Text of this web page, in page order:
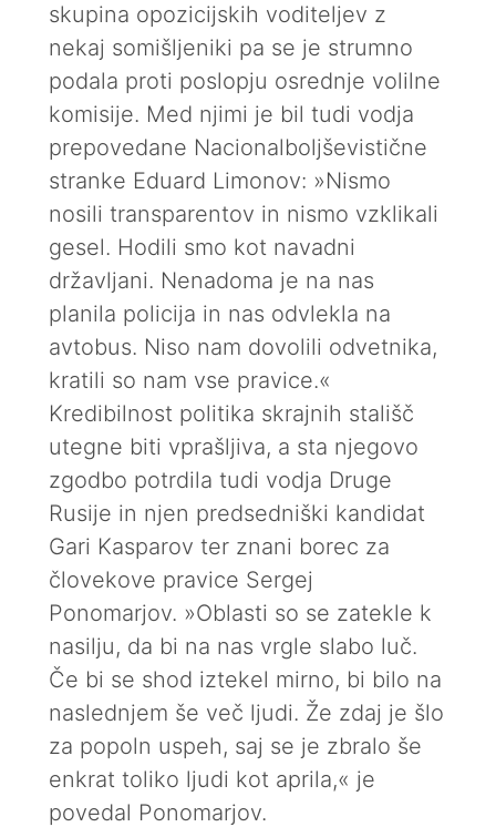
skupina opozicijskih voditeljev z
nekaj somišljeniki pa se je strumno
podala proti poslopju osrednje volilne
komisije. Med njimi je bil tudi vodja
prepovedane Nacionalboljševistične
stranke Eduard Limonov: »Nismo
nosili transparentov in nismo vzklikali
gesel. Hodili smo kot navadni
državljani. Nenadoma je na nas
planila policija in nas odvlekla na
avtobus. Niso nam dovolili odvetnika,
kratili so nam vse pravice.«
Kredibilnost politika skrajnih stališč
utegne biti vprašljiva, a sta njegovo
zgodbo potrdila tudi vodja Druge
Rusije in njen predsedniški kandidat
Gari Kasparov ter znani borec za
človekove pravice Sergej
Ponomarjov. »Oblasti so se zatekle k
nasilju, da bi na nas vrgle slabo luč.
Če bi se shod iztekel mirno, bi bilo na
naslednjem še več ljudi. Že zdaj je šlo
za popoln uspeh, saj se je zbralo še
enkrat toliko ljudi kot aprila,« je
povedal Ponomarjov.